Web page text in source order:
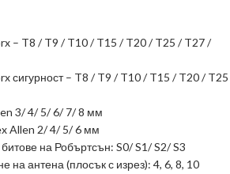
– T8 / T9 / T10 / T15 / T20 / T25 / T27 /
сигурност – T8 / T9 / T10 / T15 / T20 / T25
3/ 4/ 5/ 6/ 7/ 8 мм
Allen 2/ 4/ 5/ 6 мм
на Робъртсън: S0/ S1/ S2/ S3
на антена (плосък с изрез): 4, 6, 8, 10